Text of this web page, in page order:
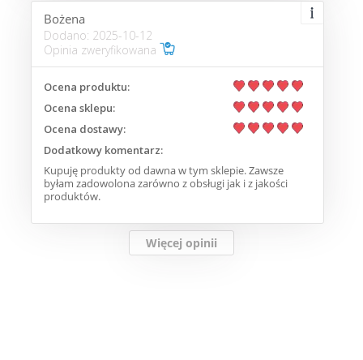
Bożena
Dodano: 2025-10-12
Opinia zweryfikowana
Ocena produktu:
Ocena sklepu:
Ocena dostawy:
Dodatkowy komentarz:
Kupuję produkty od dawna w tym sklepie. Zawsze
byłam zadowolona zarówno z obsługi jak i z jakości
produktów.
Więcej opinii